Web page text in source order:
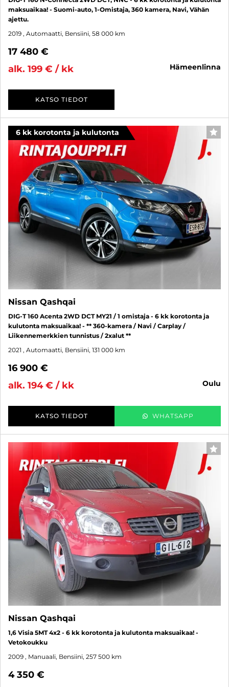
maksuaikaa! - Suomi-auto, 1-Omistaja, 360 kamera, Navi, Vähän
ajettu.
2019 , Automaatti, Bensiini, 58 000 km
17 480 €
alk. 199 € / kk
hämeenlinna
KATSO TIEDOT
6 kk korotonta ja kulutonta
Nissan Qashqai
DIG-T 160 Acenta 2WD DCT MY21 / 1 omistaja - 6 kk korotonta ja
kulutonta maksuaikaa! - ** 360-kamera / Navi / Carplay /
Liikennemerkkien tunnistus / 2xalut **
2021 , Automaatti, Bensiini, 131 000 km
16 900 €
alk. 194 € / kk
oulu
KATSO TIEDOT WHATSAPP
Nissan Qashqai
1,6 Visia 5MT 4x2 - 6 kk korotonta ja kulutonta maksuaikaa! -
Vetokoukku
2009 , Manuaali, Bensiini, 257 500 km
4 350 €